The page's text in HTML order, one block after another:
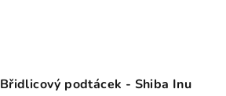
Břidlicový podtácek - Shiba Inu